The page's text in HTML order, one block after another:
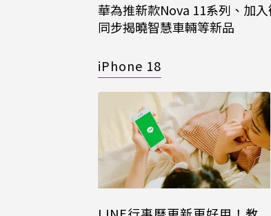
華為推新款Nova 11系列、加
同步揭曉智慧車輛等新品
iPhone 18